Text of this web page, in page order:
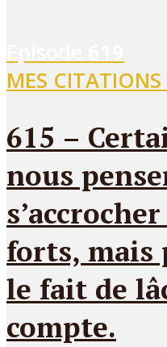
MES
615 –
nous
forts, mais
le fait de
compte.